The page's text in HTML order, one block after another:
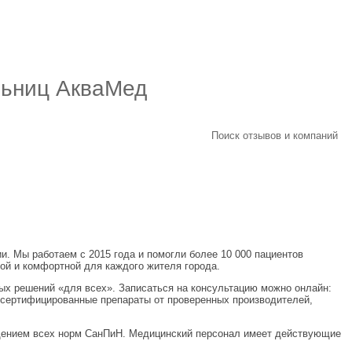
Поиск отзывов и компаний
АкваМед
Мы работаем с 2015 года и помогли более 10 000 пациентов
и комфортной для каждого жителя города.
решений «для всех». Записаться на консультацию можно онлайн:
препараты от проверенных производителей,
всех норм СанПиН. Медицинский персонал имеет действующие